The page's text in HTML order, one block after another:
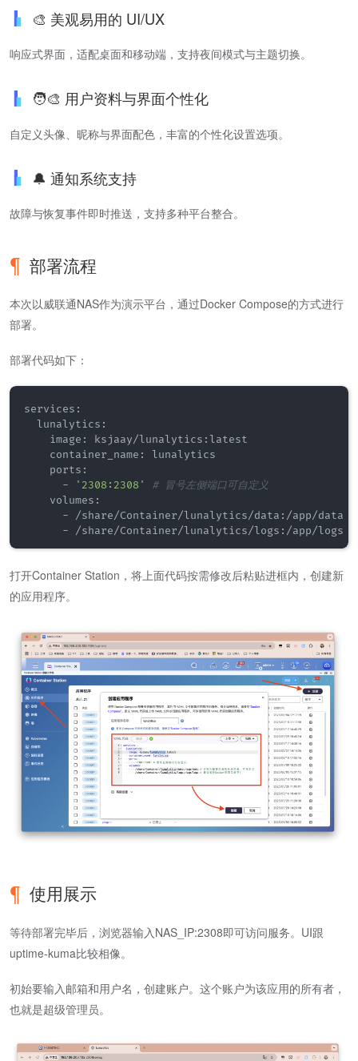
🎨 美观易用的 UI/UX
响应式界面，适配桌面和移动端，支持夜间模式与主题切换。
🧑‍🎨 用户资料与界面个性化
自定义头像、昵称与界面配色，丰富的个性化设置选项。
🔔 通知系统支持
故障与恢复事件即时推送，支持多种平台整合。
部署流程
本次以威联通NAS作为演示平台，通过Docker Compose的方式进行
部署。
部署代码如下：
services:
  lunalytics:
    image: ksjaay/lunalytics:latest
    container_name: lunalytics
    ports:
      -
'2308:2308'
# 冒号左侧端口可自定义
    volumes:
      - /share/Container/lunalytics/data:/app/data
      - /share/Container/lunalytics/logs:/app/logs
打开Container Station，将上面代码按需修改后粘贴进框内，创建新
的应用程序。
使用展示
等待部署完毕后，浏览器输入NAS_IP:2308即可访问服务。UI跟
uptime-kuma比较相像。
初始要输入邮箱和用户名，创建账户。这个账户为该应用的所有者，
也就是超级管理员。